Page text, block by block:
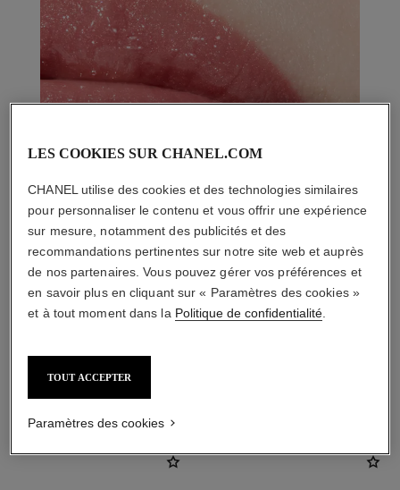
L'ACCORD PARFAIT
LES COOKIES SUR CHANEL.COM
CHANEL utilise des cookies et des technologies similaires
pour personnaliser le contenu et vous offrir une expérience
sur mesure, notamment des publicités et des
recommandations pertinentes sur notre site web et auprès
de nos partenaires. Vous pouvez gérer vos préférences et
en savoir plus en cliquant sur « Paramètres des cookies »
et à tout moment dans la Politique de confidentialité.
TOUT ACCEPTER
Paramètres des cookies